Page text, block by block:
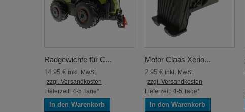
Radgewichte für C...
14,95 € inkl. MwSt.
zzgl. Versandkosten
Lieferzeit: 4-5 Tage*
In den Warenkorb
Motor Claas Xerio...
2,95 € inkl. MwSt.
zzgl. Versandkosten
Lieferzeit: 4-5 Tage*
In den Warenkorb